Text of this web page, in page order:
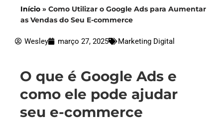
Início » Como Utilizar o Google Ads para Aumentar
as Vendas do Seu E-commerce
Wesley março 27, 2025 Marketing Digital
O que é Google Ads e
como ele pode ajudar
seu e-commerce